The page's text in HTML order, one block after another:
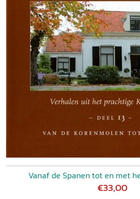
Vanaf de Spanen tot en met
€33,00